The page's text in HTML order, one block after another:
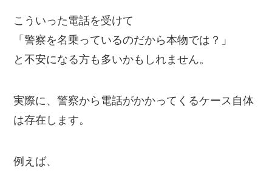
こういった電話を受けて
「警察を名乗っているのだから本物では？」
と不安になる方も多いかもしれません。
実際に、警察から電話がかかってくるケース自体
は存在します。
例えば、